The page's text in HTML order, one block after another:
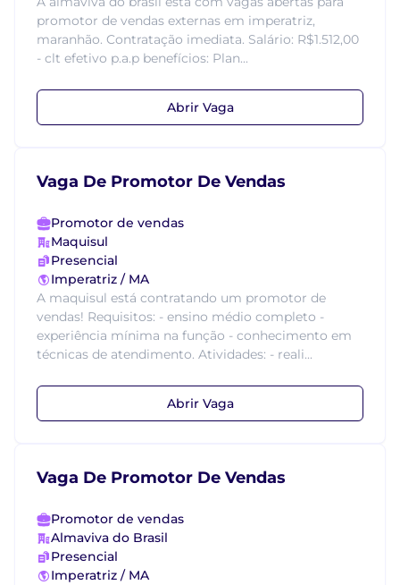
promotor de vendas externas em imperatriz,
maranhão. Contratação imediata. Salário: R$1.512,00
- clt efetivo p.a.p benefícios: Plan...
Abrir Vaga
Vaga De Promotor De Vendas
Promotor de vendas
Maquisul
Presencial
Imperatriz / MA
A maquisul está contratando um promotor de
vendas! Requisitos: - ensino médio completo -
experiência mínima na função - conhecimento em
técnicas de atendimento. Atividades: - reali...
Abrir Vaga
Vaga De Promotor De Vendas
Promotor de vendas
Almaviva do Brasil
Presencial
Imperatriz / MA